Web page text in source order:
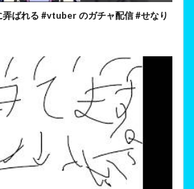
弄ばれる #vtuber のガチャ配信 #せなり